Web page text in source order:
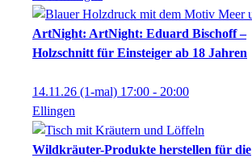
ArtNight: ArtNight: Eduard Bischoff –
Holzschnitt für Einsteiger ab 18 Jahren
14.11.26 (1-mal) 17:00 - 20:00
Ellingen
Wildkräuter-Produkte herstellen für die